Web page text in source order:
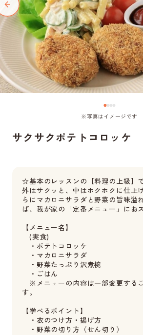
※写真はイメージです
サクサクポテトコロッケ
☆基本のレッスンの【料理の上級】
外はサクッと、中はホクホクに仕上
らにマカロニサラダと野菜の旨味溢
ば、我が家の「定番メニュー」にお
【メニュー名】
(実食)
・ポテトコロッケ
・マカロニサラダ
・野菜たっぷり沢煮椀
・ごはん
※メニューの内容は一部変更する
す。
【学べるポイント】
・衣のつけ方・揚げ方
・野菜の切り方（せん切り）